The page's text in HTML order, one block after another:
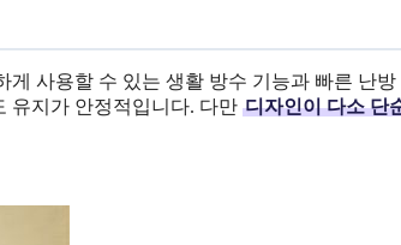
사용할 수 있는 생활 방수 기능과 빠른 난방
유지가 안정적입니다. 다만 디자인이 다소 단